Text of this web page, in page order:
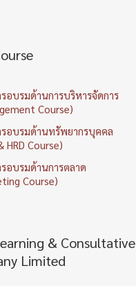
อบรมด้านการบริหารจัดการ
Course)
อบรมด้านทรัพยากรบุคคล
HRD Course)
อบรมด้านการตลาด
Course)
& Consultative
Limited